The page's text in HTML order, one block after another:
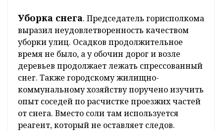
Уборка снега. Председатель горисполкома
выразил неудовлетворенность качеством
уборки улиц. Осадков продолжительное
время не было, а у обочин дорог и возле
деревьев продолжает лежать спрессованный
снег. Также городскому жилищно-
коммунальному хозяйству поручено изучить
опыт соседей по расчистке проезжих частей
от снега. Вместо соли там используется
реагент, который не оставляет следов.